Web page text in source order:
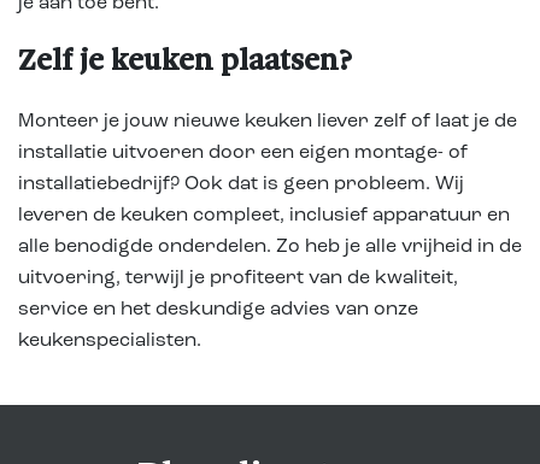
je aan toe bent.
Zelf je keuken plaatsen?
Monteer je jouw nieuwe keuken liever zelf of laat je de
installatie uitvoeren door een eigen montage- of
installatiebedrijf? Ook dat is geen probleem. Wij
leveren de keuken compleet, inclusief apparatuur en
alle benodigde onderdelen. Zo heb je alle vrijheid in de
uitvoering, terwijl je profiteert van de kwaliteit,
service en het deskundige advies van onze
keukenspecialisten.